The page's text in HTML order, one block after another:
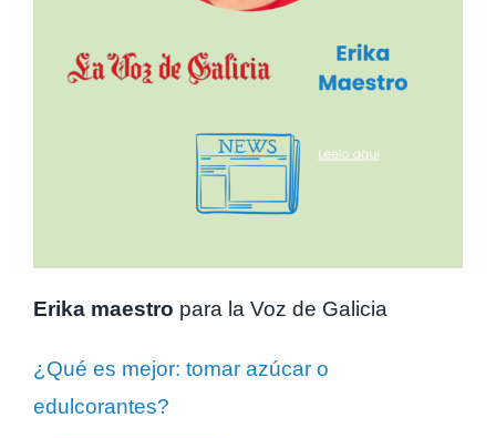
Erika maestro para la Voz de Galicia
¿Qué es mejor: tomar azúcar o
edulcorantes?